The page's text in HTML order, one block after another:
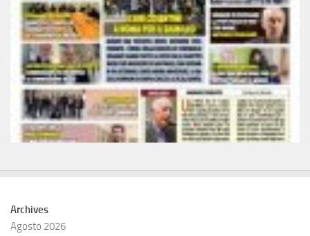
Archives
Agosto 2026